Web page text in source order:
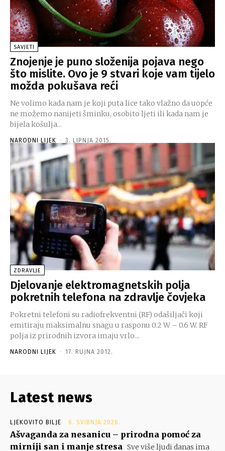
SAVJETI
Znojenje je puno složenija pojava nego
što mislite. Ovo je 9 stvari koje vam tijelo
možda pokušava reći
Ne volimo kada nam je koji puta lice tako vlažno da uopće
ne možemo nanijeti šminku, osobito ljeti ili kada nam je
bijela košulja...
NARODNI LIJEK - 3. LIPNJA 2015.
ZDRAVLJE
Djelovanje elektromagnetskih polja
pokretnih telefona na zdravlje čovjeka
Pokretni telefoni su radiofrekventni (RF) odašiljači koji
emitiraju maksimalnu snagu u rasponu 0.2 W – 0.6 W. RF
polja iz prirodnih izvora imaju vrlo...
NARODNI LIJEK - 17. RUJNA 2012.
Latest news
LJEKOVITO BILJE 6. SVIBNJA 2026.
Ašvaganda za nesanicu – prirodna pomoć za
mirniji san i manje stresa Sve više ljudi danas ima